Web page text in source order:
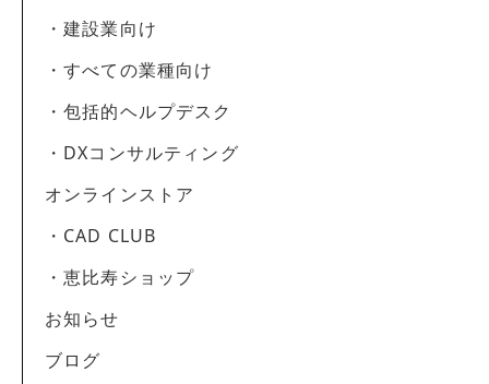
・建設業向け
・すべての業種向け
・包括的ヘルプデスク
・DXコンサルティング
オンラインストア
・CAD CLUB
・恵比寿ショップ
お知らせ
ブログ